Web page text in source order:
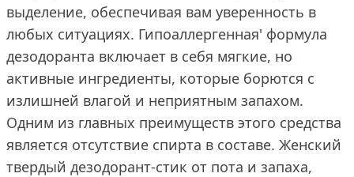
выделение, обеспечивая вам уверенность в
любых ситуациях. Гипоаллергенная' формула
дезодоранта включает в себя мягкие, но
активные ингредиенты, которые борются с
излишней влагой и неприятным запахом.
Одним из главных преимуществ этого средства
является отсутствие спирта в составе. Женский
твердый дезодорант-стик от пота и запаха,